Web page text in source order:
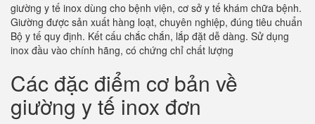
giường y tế inox dùng cho bệnh viện, cơ sở y tế khám chữa bệnh.
Giường được sản xuất hàng loạt, chuyên nghiệp, đúng tiêu chuẩn
Bộ y tế quy định. Kết cấu chắc chắn, lắp đặt dễ dàng. Sử dụng
inox đầu vào chính hãng, có chứng chỉ chất lượng
Các đặc điểm cơ bản về
giường y tế inox đơn